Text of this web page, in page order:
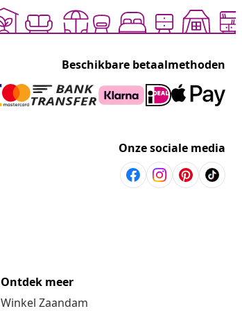
Beschikbare betaalmethoden
Onze sociale media
Ontdek meer
Winkel Zaandam